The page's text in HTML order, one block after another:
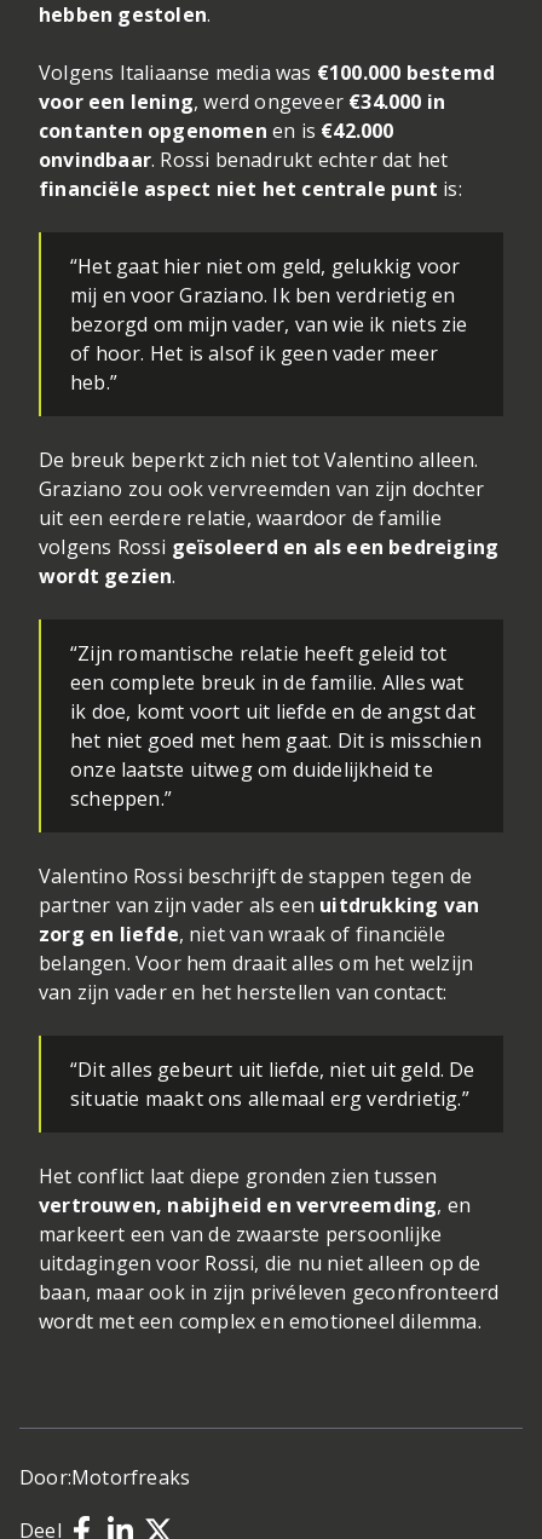
hebben gestolen.
Volgens Italiaanse media was €100.000 bestemd
voor een lening, werd ongeveer €34.000 in
contanten opgenomen en is €42.000
onvindbaar. Rossi benadrukt echter dat het
financiële aspect niet het centrale punt is:
“Het gaat hier niet om geld, gelukkig voor
mij en voor Graziano. Ik ben verdrietig en
bezorgd om mijn vader, van wie ik niets zie
of hoor. Het is alsof ik geen vader meer
heb.”
De breuk beperkt zich niet tot Valentino alleen.
Graziano zou ook vervreemden van zijn dochter
uit een eerdere relatie, waardoor de familie
volgens Rossi geïsoleerd en als een bedreiging
wordt gezien.
“Zijn romantische relatie heeft geleid tot
een complete breuk in de familie. Alles wat
ik doe, komt voort uit liefde en de angst dat
het niet goed met hem gaat. Dit is misschien
onze laatste uitweg om duidelijkheid te
scheppen.”
Valentino Rossi beschrijft de stappen tegen de
partner van zijn vader als een uitdrukking van
zorg en liefde, niet van wraak of financiële
belangen. Voor hem draait alles om het welzijn
van zijn vader en het herstellen van contact:
“Dit alles gebeurt uit liefde, niet uit geld. De
situatie maakt ons allemaal erg verdrietig.”
Het conflict laat diepe gronden zien tussen
vertrouwen, nabijheid en vervreemding, en
markeert een van de zwaarste persoonlijke
uitdagingen voor Rossi, die nu niet alleen op de
baan, maar ook in zijn privéleven geconfronteerd
wordt met een complex en emotioneel dilemma.
Door:Motorfreaks
Deel